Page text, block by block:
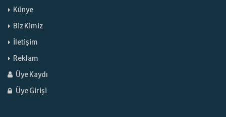
Künye
Biz Kimiz
İletişim
Reklam
Üye Kaydı
Üye Girişi